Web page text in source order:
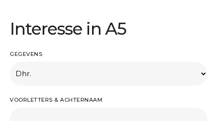
Interesse in A5
GEGEVENS
VOORLETTERS & ACHTERNAAM